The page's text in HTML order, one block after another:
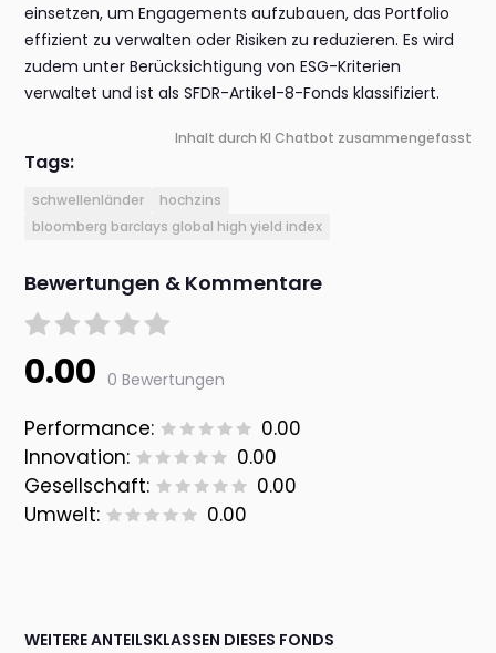
einsetzen, um Engagements aufzubauen, das Portfolio
effizient zu verwalten oder Risiken zu reduzieren. Es wird
zudem unter Berücksichtigung von ESG-Kriterien
verwaltet und ist als SFDR-Artikel-8-Fonds klassifiziert.
Inhalt durch KI Chatbot zusammengefasst
Tags:
schwellenländer
hochzins
bloomberg barclays global high yield index
Bewertungen & Kommentare
0.00 0 Bewertungen
Performance:
0.00
Innovation:
0.00
Gesellschaft:
0.00
Umwelt:
0.00
WEITERE ANTEILSKLASSEN DIESES FONDS